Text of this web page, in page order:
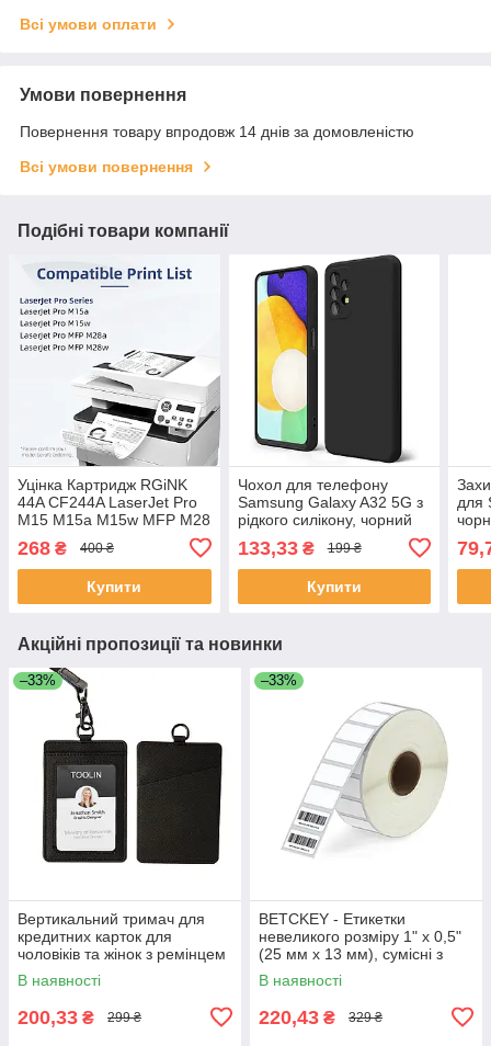
Всі умови оплати
Умови повернення
Повернення товару впродовж 14 днів за домовленістю
Всі умови повернення
Подібні товари компанії
Уцінка Картридж RGiNK
44A CF244A LaserJet Pro
M15 M15a M15w MFP M28
268 ₴ 400 ₴
Купити
Чохол для телефону
Samsung Galaxy A32 5G з
рідкого силікону, чорний
133,33₴ 199 ₴
Купити
для
Акційні пропозиції та новинки
–33%
Вертикальний тримач для
кредитних карток для
чоловіків та жінок з ремінцем
на шиї (чорний)
В наявності
200,33 ₴ 299 ₴
–33%
BETCKEY - Етикетки
невеликого розміру 1" x 0,5"
(25 мм x 13 мм), сумісні з
принтером етикеток Zebra &
More
В наявності
220,43 ₴ 329 ₴